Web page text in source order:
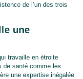
de l’un des trois
une
travaille en étroite
de santé comme les
une expertise inégalée